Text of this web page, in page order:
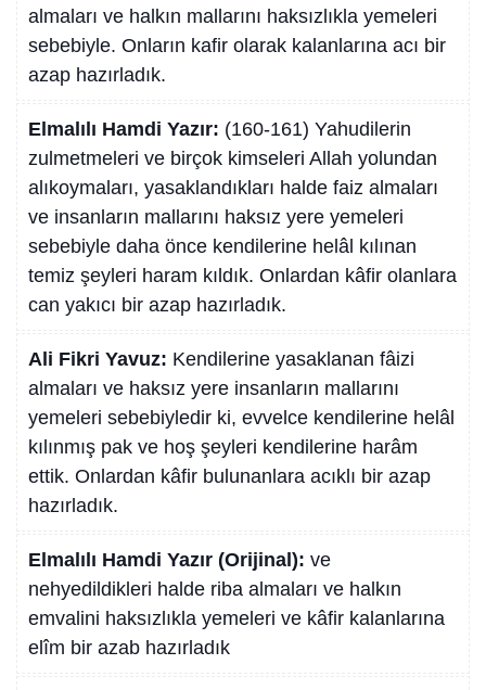
almaları ve halkın mallarını haksızlıkla yemeleri
sebebiyle. Onların kafir olarak kalanlarına acı bir
azap hazırladık.
Elmalılı Hamdi Yazır: (160-161) Yahudilerin
zulmetmeleri ve birçok kimseleri Allah yolundan
alıkoymaları, yasaklandıkları halde faiz almaları
ve insanların mallarını haksız yere yemeleri
sebebiyle daha önce kendilerine helâl kılınan
temiz şeyleri haram kıldık. Onlardan kâfir olanlara
can yakıcı bir azap hazırladık.
Ali Fikri Yavuz: Kendilerine yasaklanan fâizi
almaları ve haksız yere insanların mallarını
yemeleri sebebiyledir ki, evvelce kendilerine helâl
kılınmış pak ve hoş şeyleri kendilerine harâm
ettik. Onlardan kâfir bulunanlara acıklı bir azap
hazırladık.
Elmalılı Hamdi Yazır (Orijinal): ve
nehyedildikleri halde riba almaları ve halkın
emvalini haksızlıkla yemeleri ve kâfir kalanlarına
elîm bir azab hazırladık